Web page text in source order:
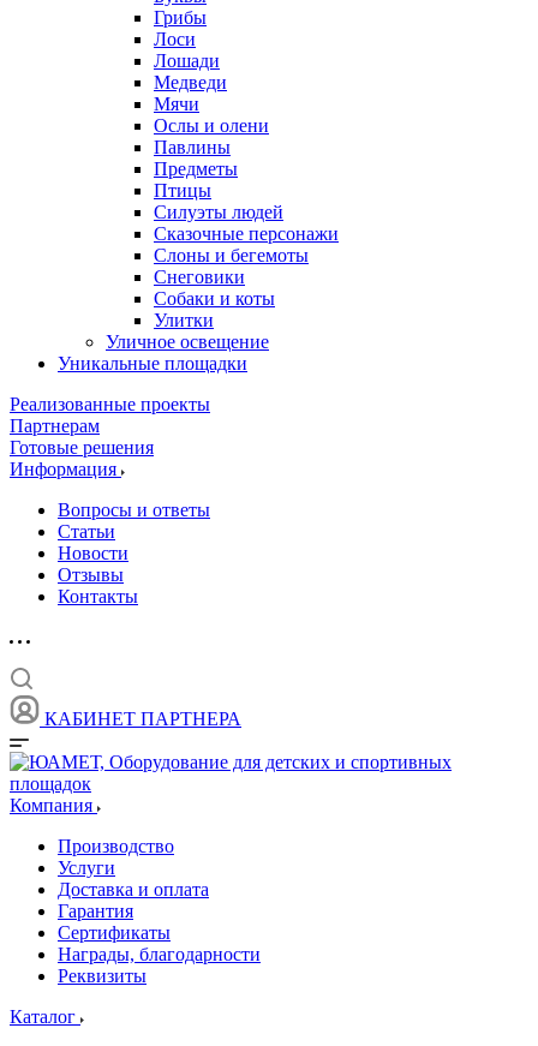
Грибы
Лоси
Лошади
Медведи
Мячи
Ослы и олени
Павлины
Предметы
Птицы
Силуэты людей
Сказочные персонажи
Слоны и бегемоты
Снеговики
Собаки и коты
Улитки
Уличное освещение
Уникальные площадки
Реализованные проекты
Партнерам
Готовые решения
Информация
Вопросы и ответы
Статьи
Новости
Отзывы
Контакты
КАБИНЕТ ПАРТНЕРА
Компания
Производство
Услуги
Доставка и оплата
Гарантия
Сертификаты
Награды, благодарности
Реквизиты
Каталог